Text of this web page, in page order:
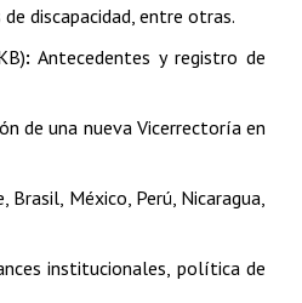
discapacidad, entre otras.
:Antecedentes y registro de
de una nueva Vicerrectoría en
México, Perú, Nicaragua,
institucionales, política de